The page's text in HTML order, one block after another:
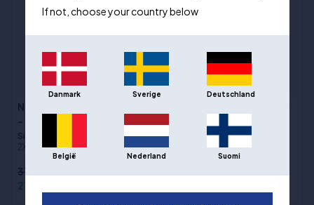
New Era NBA Regular Tee
- Phoenix Suns
Sizes
:XS / 164 cm, S, M, L, XL,
2XL
372,00 kr
275,00 kr
:XS / 164 cm, S, M, L, XL,
If not, choose your country below
Danmark Sverige Deutschland
België Nederland Suomi